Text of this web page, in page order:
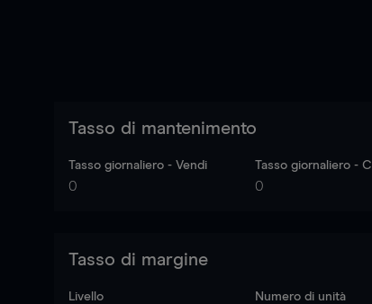
Tasso di mantenimento
Tasso giornaliero - Vendi
0
Tasso giornaliero -
0
Tasso di margine
Livello Numero di unità